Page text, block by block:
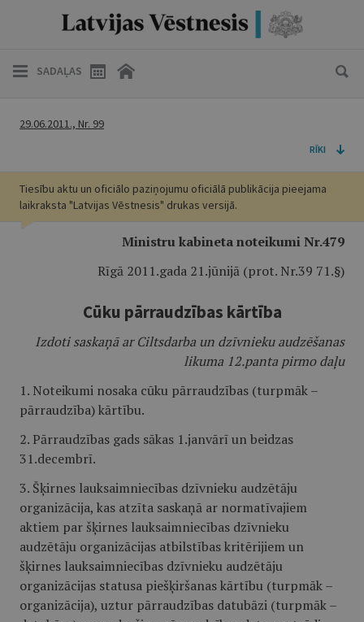
SADAĻAS
29.06.2011., Nr. 99
RĪKI
Tiesību aktu un oficiālo paziņojumu oficiālā publikācija pieejama
laikraksta "Latvijas Vēstnesis" drukas versijā.
Ministru kabineta noteikumi Nr.479
Rīgā 2011.gada 21.jūnijā (prot. Nr.39 71.§)
Cūku pārraudzības kārtība
Izdoti saskaņā ar Ciltsdarba un dzīvnieku audzēšanas
likuma 12.panta pirmo daļu
1. Noteikumi nosaka cūku pārraudzības (turpmāk –
pārraudzība) kārtību.
2. Pārraudzības gads sākas 1.janvārī un beidzas
31.decembrī.
3. Šķirnes lauksaimniecības dzīvnieku audzētāju
organizācija, kas atzīta saskaņā ar normatīvajiem
aktiem par šķirnes lauksaimniecības dzīvnieku
audzētāju organizācijas atbilstības kritērijiem un
šķirnes lauksaimniecības dzīvnieku audzētāju
organizācijas statusa piešķiršanas kārtību (turpmāk –
organizācija), uztur pārraudzības datubāzi (turpmāk –